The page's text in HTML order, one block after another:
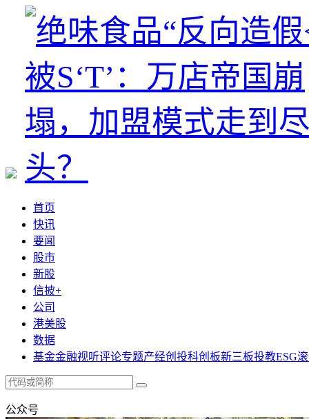
首页
快讯
要闻
股市
新股
信披+
公司
港美股
数据
基金金融视听评论专题产经创投科创板新三板投教ESG
公众号